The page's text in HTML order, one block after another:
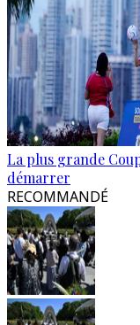
La plus grande
démarrer
RECOMMANDÉ